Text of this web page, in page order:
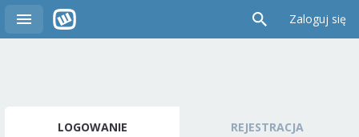
Zaloguj się
LOGOWANIE REJESTRACJA